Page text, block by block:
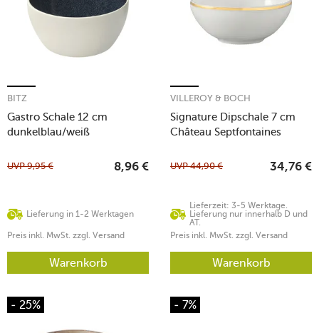
Gastro Schale 12 cm
dunkelblau/weiß
BITZ
Lieferung in 1-2 Werktagen
UVP9,95 € 8,96 €
Preis inkl. MwSt. zzgl. Versand
Warenkorb
Signature Dipschale 7 cm
Château Septfontaines
VILLEROY & BOCH
Lieferzeit: 3-5 Werktage.
Lieferung nur innerhalb D und
AT.
UVP44,90 € 34,76 €
Preis inkl. MwSt. zzgl. Versand
Warenkorb
- 25% - 7%